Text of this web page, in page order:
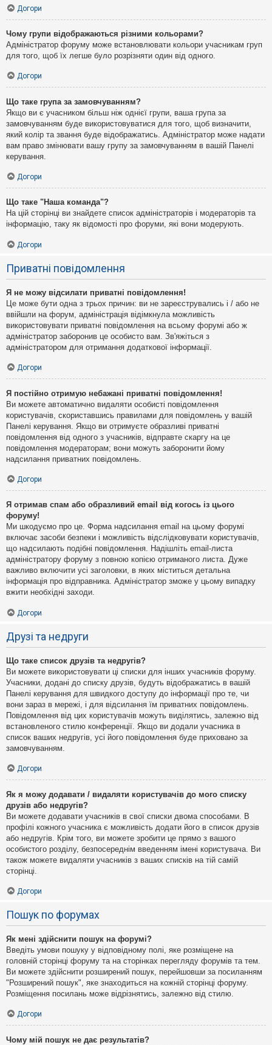
Догори
Чому групи відображаються різними кольорами?
Адміністратор форуму може встановлювати кольори учасникам груп
для того, щоб їх легше було розрізняти один від одного.
Догори
Що таке група за замовчуванням?
Якщо ви є учасником більш ніж однієї групи, ваша група за
замовчуванням буде використовуватися для того, щоб визначити,
який колір та звання буде відображатись. Адміністратор може надати
вам право змінювати вашу групу за замовчуванням в вашій Панелі
керування.
Догори
Що таке "Наша команда"?
На цій сторінці ви знайдете список адміністраторів і модераторів та
інформацію, таку як відомості про форуми, які вони модерують.
Догори
Приватні повідомлення
Я не можу відсилати приватні повідомлення!
Це може бути одна з трьох причин: ви не зареєструвались і / або не
ввійшли на форум, адміністрація відімкнула можливість
використовувати приватні повідомлення на всьому форумі або ж
адміністратор заборонив це особисто вам. Зв'яжіться з
адміністратором для отримання додаткової інформації.
Догори
Я постійно отримую небажані приватні повідомлення!
Ви можете автоматично видаляти особисті повідомлення
користувачів, скориставшись правилами для повідомлень у вашій
Панелі керування. Якщо ви отримуєте образливі приватні
повідомлення від одного з учасників, відправте скаргу на це
повідомлення модераторам; вони можуть заборонити йому
надсилання приватних повідомлень.
Догори
Я отримав спам або образливий email від когось із цього
форуму!
Ми шкодуємо про це. Форма надсилання email на цьому форумі
включає засоби безпеки і можливість відслідковувати користувачів,
що надсилають подібні повідомлення. Надішліть email-листа
адміністратору форуму з повною копією отриманого листа. Дуже
важливо включити усі заголовки, в яких міститься детальна
інформація про відправника. Адміністратор зможе у цьому випадку
вжити необхідні заходи.
Догори
Друзі та недруги
Що таке список друзів та недругів?
Ви можете використовувати ці списки для інших учасників форуму.
Учасники, додані до списку друзів, будуть відображатись в вашій
Панелі керування для швидкого доступу до інформації про те, чи
вони зараз в мережі, і для відсилання їм приватних повідомлень.
Повідомлення від цих користувачів можуть виділятись, залежно від
встановленого стилю конференції. Якщо ви додали учасника в
список ваших недругів, усі його повідомлення буде приховано за
замовчуванням.
Догори
Як я можу додавати / видаляти користувачів до мого списку
друзів або недругів?
Ви можете додавати учасників в свої списки двома способами. В
профілі кожного учасника є можливість додати його в список друзів
або недругів. Крім того, ви можете зробити це прямо з вашого
особистого розділу, безпосереднім введенням імені користувача. Ви
також можете видаляти учасників з ваших списків на тій самій
сторінці.
Догори
Пошук по форумах
Як мені здійснити пошук на форумі?
Введіть умови пошуку у відповідному полі, яке розміщене на
головній сторінці форуму та на сторінках перегляду форумів та тем.
Ви можете здійснити розширений пошук, перейшовши за посиланням
"Розширений пошук", яке знаходиться на кожній сторінці форуму.
Розміщення посилань може відрізнятись, залежно від стилю.
Догори
Чому мій пошук не дає результатів?